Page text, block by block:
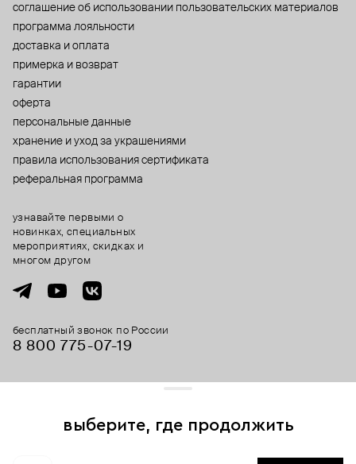
cоглашение об использовании пользовательских материалов
программа лояльности
доставка и оплата
примерка и возврат
гарантии
оферта
персональные данные
хранение и уход за украшениями
правила использования сертификата
реферальная программа
бесплатный звонок по России
8 800 775⁠-07⁠-19
узнавайте первыми о
новинках, специальных
мероприятиях, скидках и
многом другом
выберите, где продолжить